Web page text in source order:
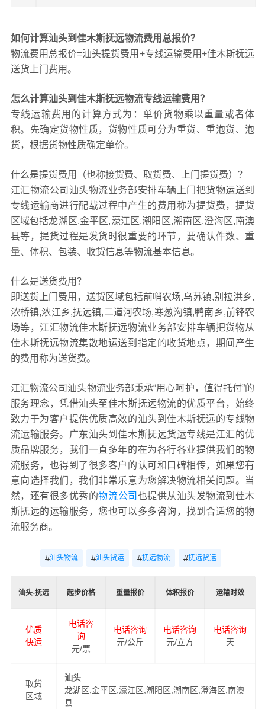
如何计算汕头到佳木斯抚远物流费用总报价？
物流费用总报价=汕头提货费用+专线运输费用+佳木斯抚远
送货上门费用。
怎么计算汕头到佳木斯抚远物流专线运输费用？
专线运输费用的计算方式为：单价货物乘以重量或者体
积。先确定货物性质，货物性质可分为重货、重泡货、泡
货，根据货物性质确定单价。
什么是提货费用（也称接货费、取货费、上门提货费）？
江汇物流公司汕头物流业务部安排车辆上门把货物运送到
专线运输商进行配载过程中产生的费用称为提货费，提货
区域包括龙湖区,金平区,濠江区,潮阳区,潮南区,澄海区,南澳
县等，提货过程是发货时很重要的环节，要确认件数、重
量、体积、包装、收货信息等物流基本信息。
什么是送货费用？
即送货上门费用，送货区域包括前哨农场,乌苏镇,别拉洪乡,
浓桥镇,浓江乡,抚远镇,二道河农场,寒葱沟镇,鸭南乡,前锋农
场等，江汇物流佳木斯抚远物流业务部安排车辆把货物从
佳木斯抚远物流集散地运送到指定的收货地点，期间产生
的费用称为送货费。
江汇物流公司汕头物流业务部秉承“用心呵护，值得托付”的
服务理念，凭借汕头至佳木斯抚远物流的优质平台，始终
致力于为客户提供优质高效的汕头到佳木斯抚远的专线物
流运输服务。广东汕头到佳木斯抚远货运专线是江汇的优
质品牌服务，我们一直多年的在为各行各业提供我们的物
流服务，也得到了很多客户的认可和口碑相传，如果您有
意向选择我们，我们非常乐意为您解决物流相关问题。当
然，还有很多优秀的物流公司 也提供从汕头发物流到佳木
斯抚远的运输服务，您也可以多多咨询，找到合适您的物
流服务商。
#汕头物流 #汕头货运 #抚远物流 #抚远货运
汕头-抚远 起步价格 重量报价 体积报价 运输时效
优质
快运
电话咨
询
元/票
电话咨询
元/公斤
电话咨询
元/立方
电话咨询
天
取货
区域
汕头
龙湖区,金平区,濠江区,潮阳区,潮南区,澄海区,南澳
县